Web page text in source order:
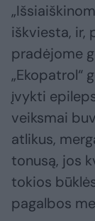
iškviesta, ir,
pradėjome
„Ekopatrol“
įvykti
veiksmai
atlikus,
tonusą, jos
tokios
pagalbos